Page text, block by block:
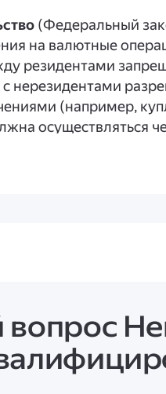
(Федеральный
на валютные
резидентами
нерезидентами
(например,
осуществляться
важночётко
фиксированной;
вопрос